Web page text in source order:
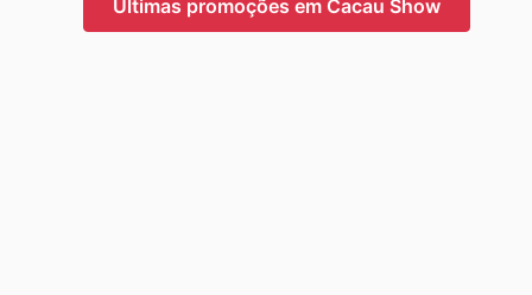
Últimas promoções em Cacau Show